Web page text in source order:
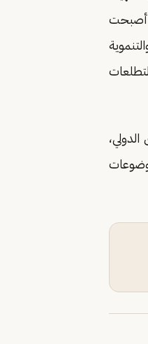
أصبحت
من مختلف دول العالم، ناقش خلاله (76) متحدثًا (7) موضوعات